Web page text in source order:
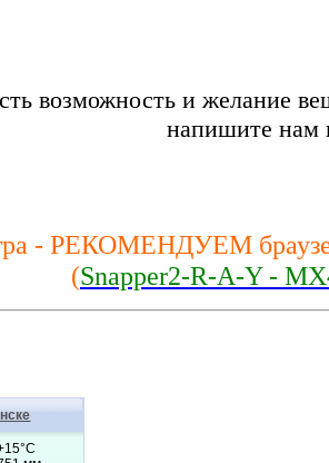
возможность и желание
напишите нам
- РЕКОМЕНДУЕМ
(Snapper2-R-A-Y -